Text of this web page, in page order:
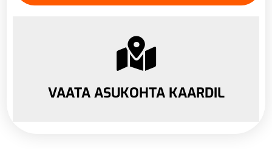
VAATA ASUKOHTA KAARDIL